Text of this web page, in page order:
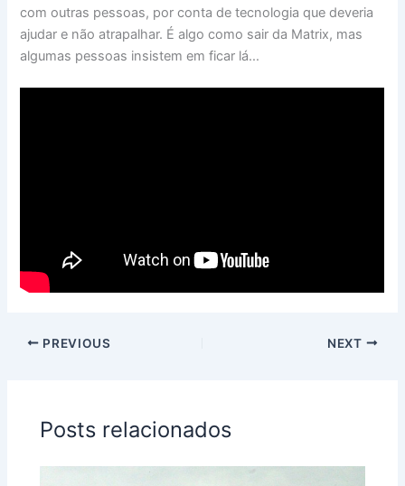
com outras pessoas, por conta de tecnologia que deveria
ajudar e não atrapalhar. É algo como sair da Matrix, mas
algumas pessoas insistem em ficar lá…
PREVIOUS NEXT
Posts relacionados